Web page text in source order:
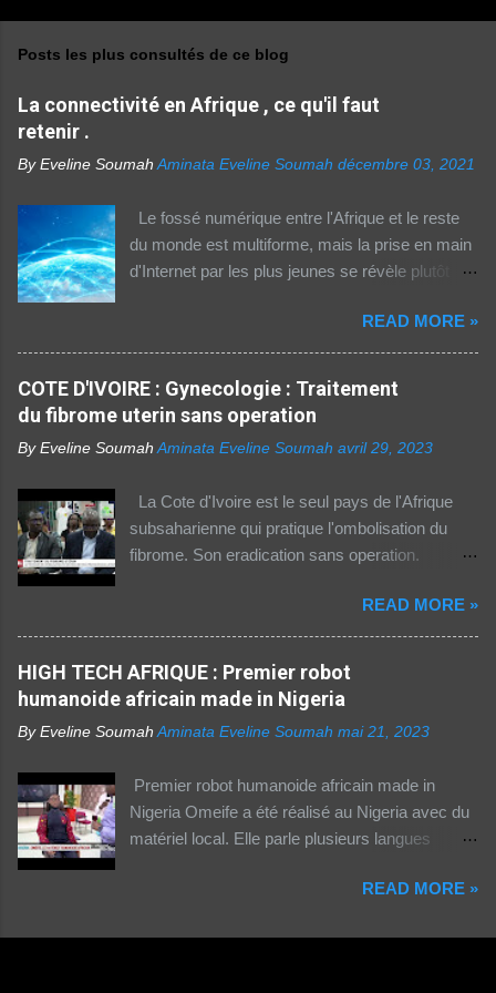
Posts les plus consultés de ce blog
La connectivité en Afrique , ce qu'il faut
retenir .
By Eveline Soumah Aminata Eveline Soumah décembre 03, 2021
Le fossé numérique entre l'Afrique et le reste
du monde est multiforme, mais la prise en main
d'Internet par les plus jeunes se révèle plutôt
http://boutic.evemoney.1tpe.fr Un tiers (33%) de
la population dans la région Afrique (hors Etats
arabes du continent) utilise Internet, selon le
rapport 2021 de l'Union internationale des
télécommunications (UIT) sur la connectivité
numérique dans le monde. Si entre 2019 et
dans cette partie du monde, cette dernière est
celle où l'accès au web reste difficile –
notamment pour les femmes et les personnes
coûteux. Cinq faits pour appréhender le fossé
numérique en Afrique. La moitié des citadins
africains sont en ligne contre seulement 15% de
la population rurale. A l'échelle de la planète, les
habitants des zones urbaines sont deux fois...
READ MORE »
COTE D'IVOIRE : Gynecologie : Traitement
du fibrome uterin sans operation
By Eveline Soumah Aminata Eveline Soumah avril 29, 2023
La Cote d'Ivoire est le seul pays de l'Afrique
subsaharienne qui pratique l'ombolisation du
fibrome. Son eradication sans operation.
d'Ivoire. Elle a gueri pres de 300 femmes.
Suivez ceci. - 1TPE.com - Votre boutique de
produits digitaux Source life tv.
READ MORE »
HIGH TECH AFRIQUE : Premier robot
humanoide africain made in Nigeria
By Eveline Soumah Aminata Eveline Soumah mai 21, 2023
Premier robot humanoide africain made in
Nigeria Omeife a été réalisé au Nigeria avec du
matériel local. Elle parle plusieurs langues
READ MORE »